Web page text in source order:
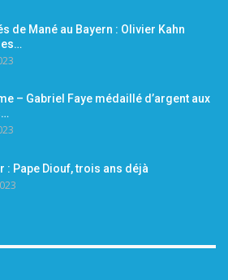
de Mané au Bayern : Olivier Kahn
– Gabriel Faye médaillé d’argent aux
: Pape Diouf, trois ans déjà